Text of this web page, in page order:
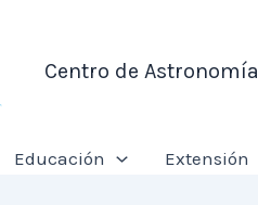
Centro de
Educación Extensión